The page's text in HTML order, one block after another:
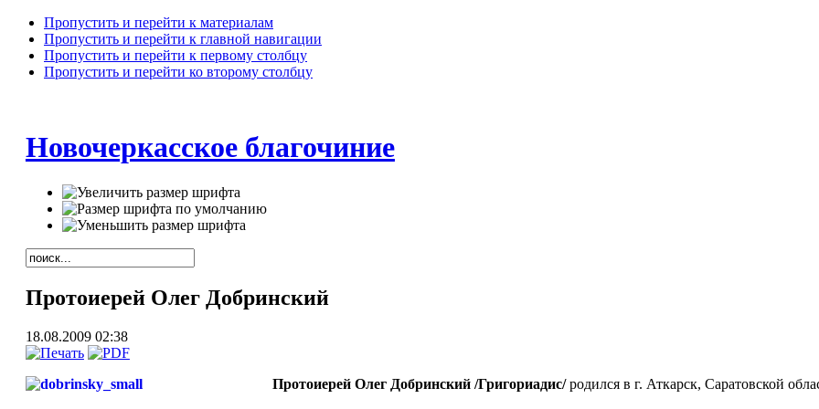
Пропустить и перейти к материалам
Пропустить и перейти к главной навигации
Пропустить и перейти к первому столбцу
Пропустить и перейти ко второму столбцу
Новочеркасское благочиние
Протоиерей Олег Добринский
18.08.2009 02:38
Протоиерей Олег Добринский /Григориадис/родился в г. Аткарск, Саратовской